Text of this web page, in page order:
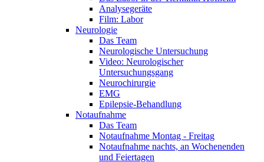
Analysegeräte
Film: Labor
Neurologie
Das Team
Neurologische Untersuchung
Video: Neurologischer
Untersuchungsgang
Neurochirurgie
EMG
Epilepsie-Behandlung
Notaufnahme
Das Team
Notaufnahme Montag - Freitag
Notaufnahme nachts, an Wochenenden
und Feiertagen